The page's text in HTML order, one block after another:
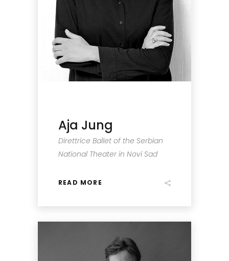
Aja Jung
Direttrice Ballet of the Serbian
National Theater in Novi Sad
READ MORE